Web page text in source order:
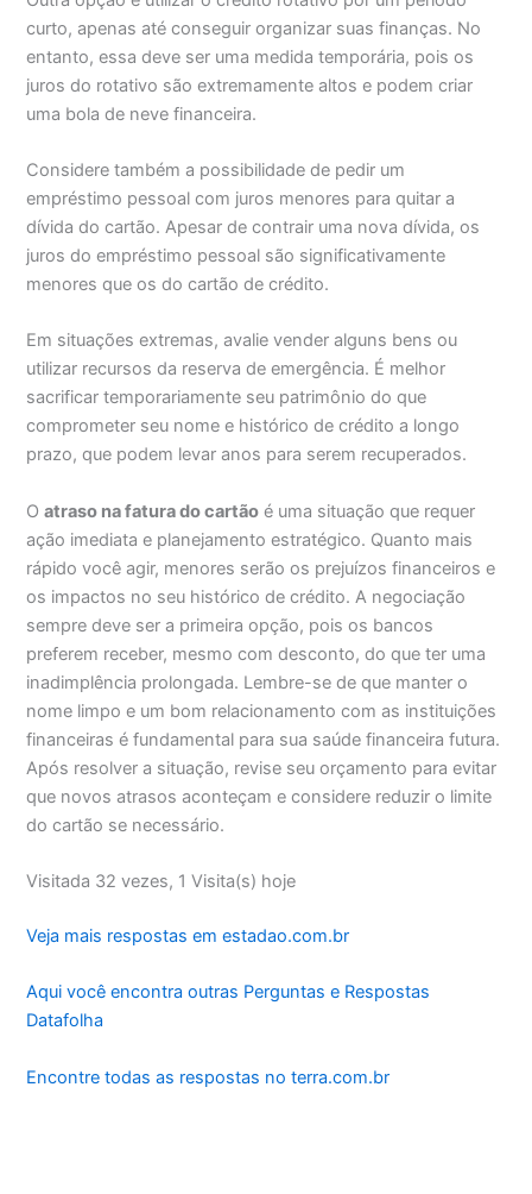
curto, apenas até conseguir organizar suas finanças. No
entanto, essa deve ser uma medida temporária, pois os
juros do rotativo são extremamente altos e podem criar
uma bola de neve financeira.
Considere também a possibilidade de pedir um
empréstimo pessoal com juros menores para quitar a
dívida do cartão. Apesar de contrair uma nova dívida, os
juros do empréstimo pessoal são significativamente
menores que os do cartão de crédito.
Em situações extremas, avalie vender alguns bens ou
utilizar recursos da reserva de emergência. É melhor
sacrificar temporariamente seu patrimônio do que
comprometer seu nome e histórico de crédito a longo
prazo, que podem levar anos para serem recuperados.
Oatraso na fatura do cartão é uma situação que requer
ação imediata e planejamento estratégico. Quanto mais
rápido você agir, menores serão os prejuízos financeiros e
os impactos no seu histórico de crédito. A negociação
sempre deve ser a primeira opção, pois os bancos
preferem receber, mesmo com desconto, do que ter uma
inadimplência prolongada. Lembre-se de que manter o
nome limpo e um bom relacionamento com as instituições
financeiras é fundamental para sua saúde financeira futura.
Após resolver a situação, revise seu orçamento para evitar
que novos atrasos aconteçam e considere reduzir o limite
do cartão se necessário.
Visitada 32 vezes, 1 Visita(s) hoje
Veja mais respostas em estadao.com.br
Aqui você encontra outras Perguntas e Respostas
Datafolha
Encontre todas as respostas no terra.com.br